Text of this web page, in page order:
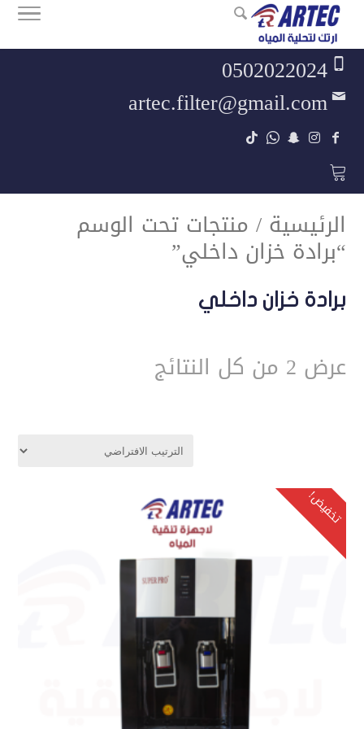
0502022024
artec.filter@gmail.com
الرئيسية / منتجات تحت الوسم
“برادة خزان داخلي”
برادة خزان داخلي
عرض ⁦2⁩ من كل النتائج
تخفيض!